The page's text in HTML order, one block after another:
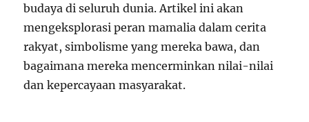
budaya di seluruh dunia. Artikel ini akan
mengeksplorasi peran mamalia dalam cerita
rakyat, simbolisme yang mereka bawa, dan
bagaimana mereka mencerminkan nilai-nilai
dan kepercayaan masyarakat.